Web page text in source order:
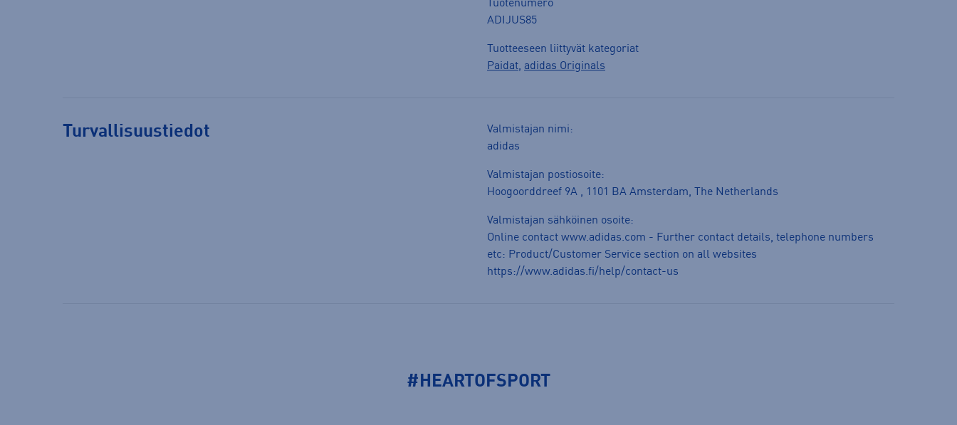
Tuotenumero
ADIJUS85
Tuotteeseen liittyvät kategoriat
Paidat, adidas Originals
Turvallisuustiedot
Valmistajan nimi:
adidas
Valmistajan postiosoite:
Hoogoorddreef 9A , 1101 BA Amsterdam, The Netherlands
Valmistajan sähköinen osoite:
Online contact www.adidas.com - Further contact details, telephone numbers
etc: Product/Customer Service section on all websites
https://www.adidas.fi/help/contact-us
#HEARTOFSPORT